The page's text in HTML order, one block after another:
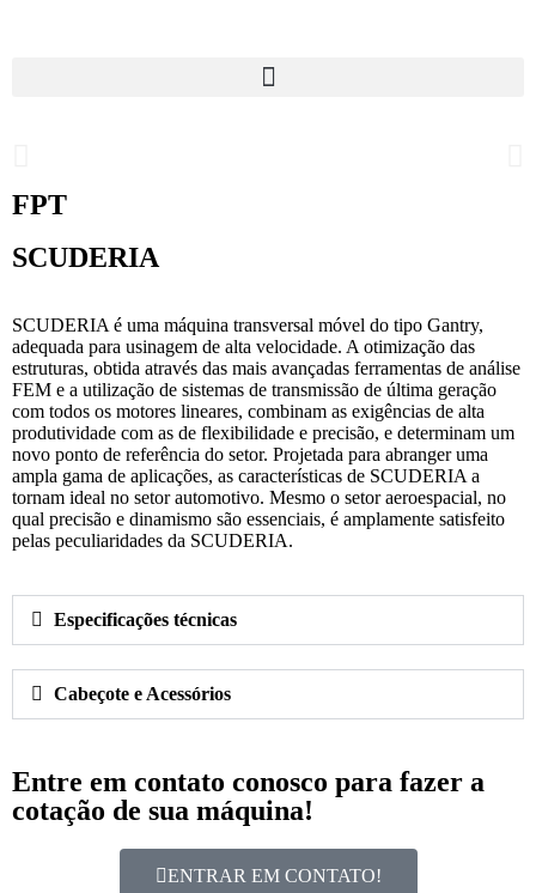
FPT
SCUDERIA
SCUDERIA é uma máquina transversal móvel do tipo Gantry,
adequada para usinagem de alta velocidade. A otimização das
estruturas, obtida através das mais avançadas ferramentas de análise
FEM e a utilização de sistemas de transmissão de última geração
com todos os motores lineares, combinam as exigências de alta
produtividade com as de flexibilidade e precisão, e determinam um
novo ponto de referência do setor. Projetada para abranger uma
ampla gama de aplicações, as características de SCUDERIA a
tornam ideal no setor automotivo. Mesmo o setor aeroespacial, no
qual precisão e dinamismo são essenciais, é amplamente satisfeito
pelas peculiaridades da SCUDERIA.
Especificações técnicas
Cabeçote e Acessórios
Entre em contato conosco para fazer a
cotação de sua máquina!
ENTRAR EM CONTATO!